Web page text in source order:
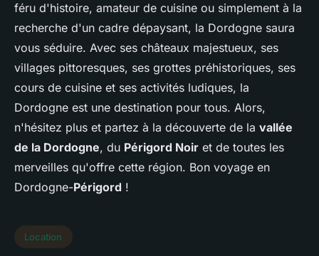
féru d'histoire, amateur de cuisine ou simplement à la
recherche d'un cadre dépaysant, la Dordogne saura
vous séduire. Avec ses châteaux majestueux, ses
villages pittoresques, ses grottes préhistoriques, ses
cours de cuisine et ses activités ludiques, la
Dordogne est une destination pour tous. Alors,
n'hésitez plus et partez à la découverte de la vallée
de la Dordogne, du Périgord Noir et de toutes les
merveilles qu'offre cette région. Bon voyage en
Dordogne-Périgord !
Location